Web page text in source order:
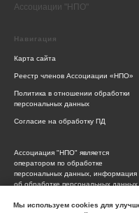
Мы используем cookies для
Ассоциации "НПО"
Навигация
Карта сайта
Реестр членов Ассоциации «НПО»
Политика в отношении обработки
персональных данных
Согласие на обработку ПД
Ассоциация "НПО" является
оператором по обработке
персональных данных, информация
об обработке персональных данных
требованиях к защите персональных